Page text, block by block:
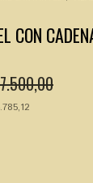
CON